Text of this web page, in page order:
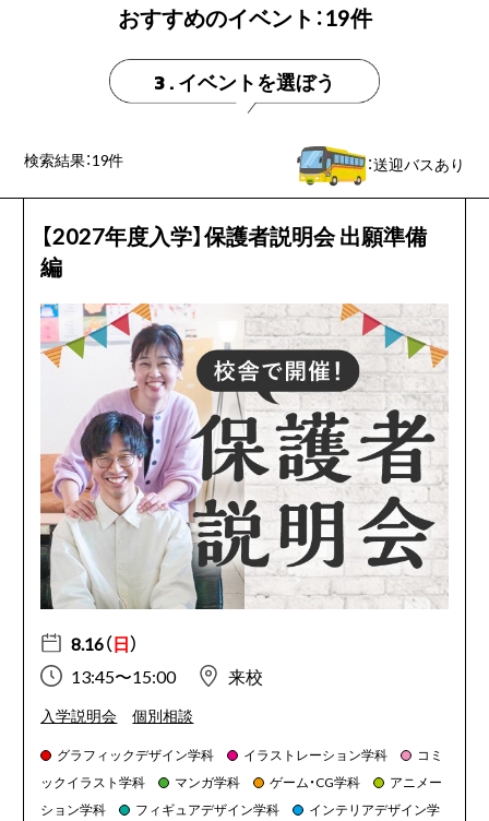
おすすめのイベント：19件
3 .イベントを選ぼう
検索結果：19件 ：送迎バスあり
【2027年度入学】保護者説明会 出願準備
編
8.16（日）
13:45〜15:00
来校
入学説明会 個別相談
グラフィックデザイン学科 イラストレーション学科
コミ
ックイラスト学科
マンガ学科 ゲーム・CG学科
アニメー
ション学科
フィギュアデザイン学科
インテリアデザイン学